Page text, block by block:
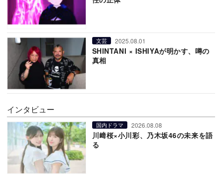
文芸 2025.08.01
SHINTANI × ISHIYAが明かす、噂の
真相
インタビュー
国内ドラマ 2026.08.08
川﨑桜×小川彩、乃木坂46の未来を語
る